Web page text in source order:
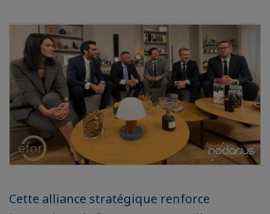
Cette alliance stratégique renforce